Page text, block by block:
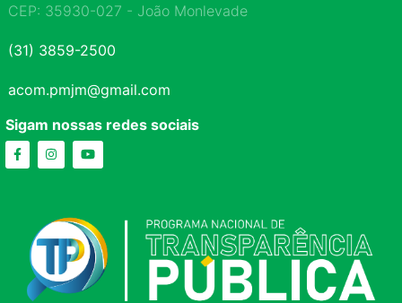
CEP: 35930-027 - João Monlevade
(31) 3859-2500
acom.pmjm@gmail.com
Sigam nossas redes sociais